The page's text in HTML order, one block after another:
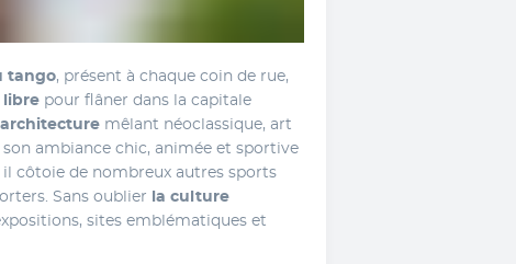
tango, présent à chaque coin de rue,
libre pour flâner dans la capitale
mêlant néoclassique, art
ambiance chic, animée et sportive
côtoie de nombreux autres sports
Sans oublier la culture
sites emblématiques et